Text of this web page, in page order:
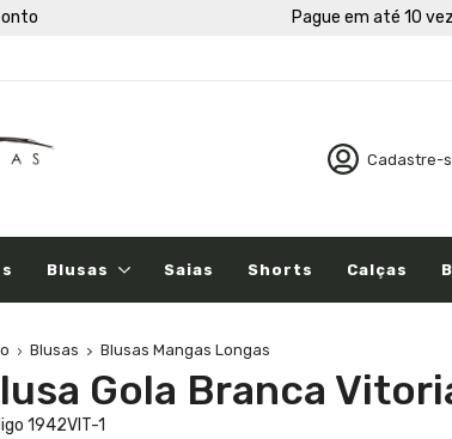
Pague em até 10
Cadastre-
Blusas Saias Shorts Calças
Blusas Blusas Mangas Longas
Gola Branca
1942VIT-1